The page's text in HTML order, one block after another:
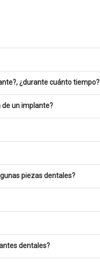
¿durante cuánto tiempo?
de un implante?
piezas dentales?
dentales?